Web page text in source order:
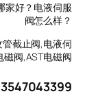
家好？电液伺服
阀怎么样？
截止阀,电液伺
磁阀,AST电磁阀